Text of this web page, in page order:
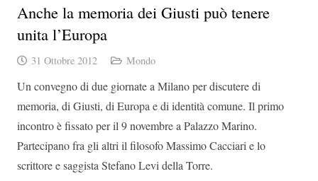
Anche la memoria dei Giusti può tenere
unita l’Europa
31 Ottobre 2012 Mondo
Un convegno di due giornate a Milano per discutere di
memoria, di Giusti, di Europa e di identità comune. Il primo
incontro è fissato per il 9 novembre a Palazzo Marino.
Partecipano fra gli altri il filosofo Massimo Cacciari e lo
scrittore e saggista Stefano Levi della Torre.